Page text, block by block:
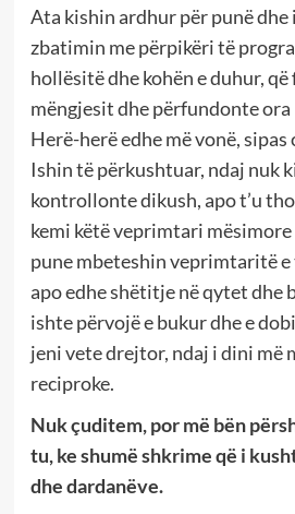
Ata kishin ardhur për punë
zbatimin me përpikëri të
hollësitë dhe kohën e duhur,
mëngjesit dhe përfundonte ora
Herë-herë edhe më vonë,
Ishin të përkushtuar, ndaj nuk
kontrollonte dikush, apo t’u
kemi këtë veprimtari mësimore
pune mbeteshin veprimtaritë e
apo edhe shëtitje në qytet dhe
ishte përvojë e bukur dhe e
jeni vete drejtor, ndaj i dini më
reciproke.
Nuk çuditem, por më bën
tu, ke shumë shkrime që i
dhe dardanëve.